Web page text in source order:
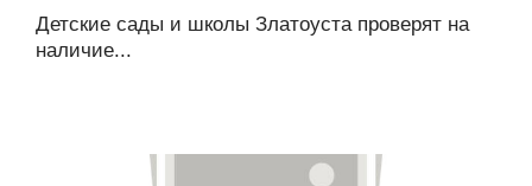
Детские сады и школы Златоуста проверят на
наличие...